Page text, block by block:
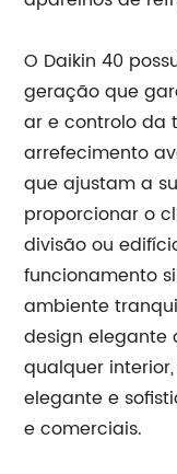
O Daikin 40
geração que
ar e controlo da
arrefecimento
que ajustam a
proporcionar o
divisão ou
funcionamento
ambiente
design
qualquer
elegante e
e comerciais.